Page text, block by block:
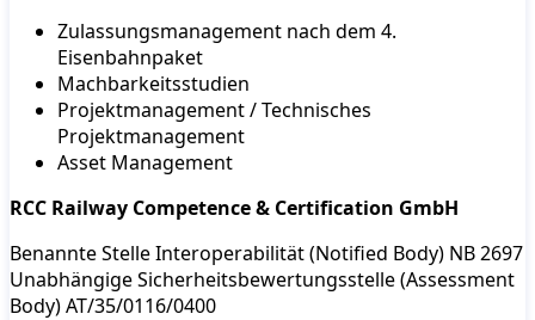
Zulassungsmanagement nach dem 4.
Eisenbahnpaket
Machbarkeitsstudien
Projektmanagement / Technisches
Projektmanagement
Asset Management
RCC Railway Competence & Certification GmbH
Benannte Stelle Interoperabilität (Notified Body) NB 2697
Unabhängige Sicherheitsbewertungsstelle (Assessment
Body) AT/35/0116/0400